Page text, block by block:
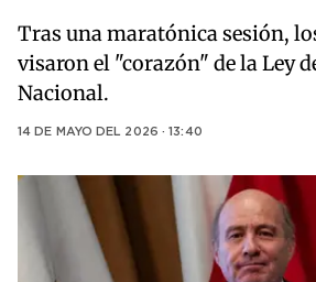
Tras una maratónica sesión,
visaron el "corazón" de la Ley
Nacional.
14 DE MAYO DEL 2026 · 13:40